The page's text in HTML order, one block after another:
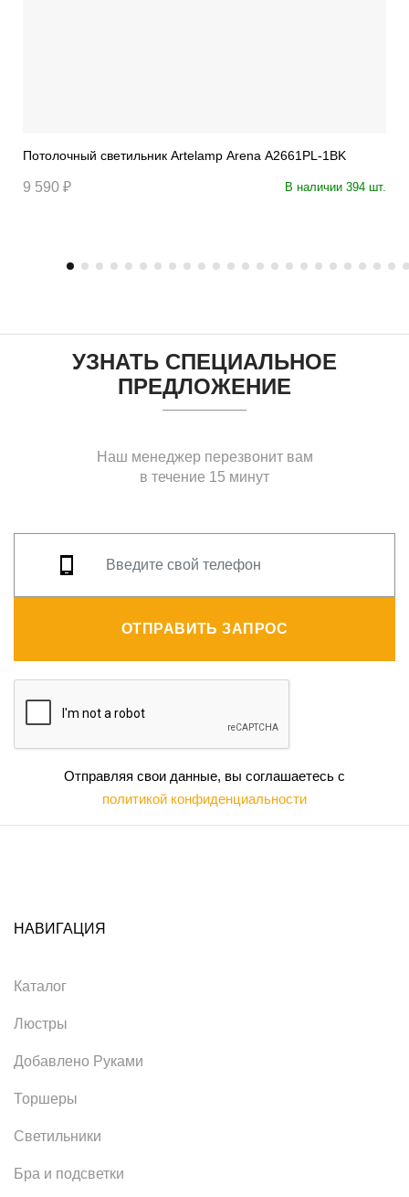
Потолочный светильник Artelamp Arena A2661PL-1BK
9 590 ₽ В наличии 394 шт.
УЗНАТЬ СПЕЦИАЛЬНОЕ
ПРЕДЛОЖЕНИЕ
Наш менеджер перезвонит вам
в течение 15 минут
ОТПРАВИТЬ ЗАПРОС
Отправляя свои данные, вы соглашаетесь с
политикой конфиденциальности
НАВИГАЦИЯ
Каталог
Люстры
Добавлено Руками
Торшеры
Светильники
Бра и подсветки